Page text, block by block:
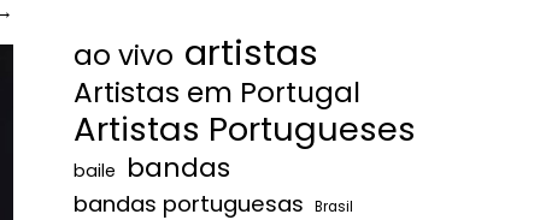
ao vivo artistas
Artistas em Portugal
Artistas Portugueses
baile bandas
bandas portuguesas Brasil